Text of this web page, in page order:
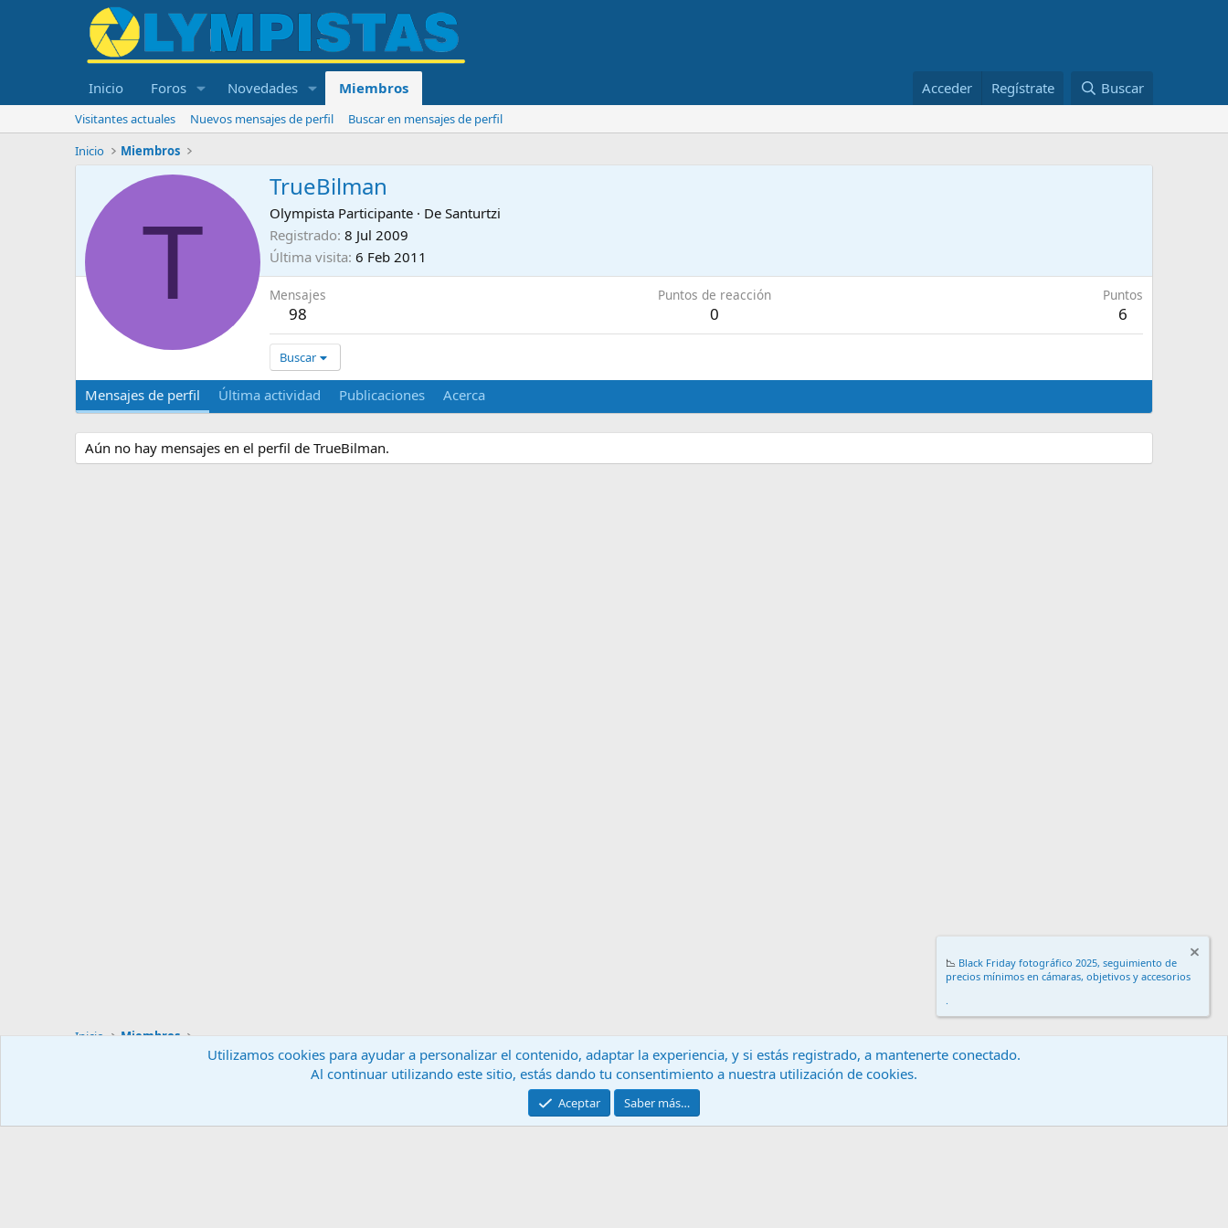
Inicio Foros Novedades Miembros Acceder Regístrate Buscar
Visitantes actuales Nuevos mensajes de perfil
Buscar en mensajes de perfil
Inicio
Miembros
T
TrueBilman
Olympista Participante · De Santurtzi
Registrado 8 Jul 2009
Última visita 6 Feb 2011
Mensajes
98
Puntos de reacción
0
Puntos
6
Buscar
Mensajes de perfil Última actividad Publicaciones Acerca
Aún no hay mensajes en el perfil de TrueBilman.
Inicio Miembros
Contáctanos Términos y reglas
Community platform by XenForo® © 2010-2024 XenForo Ltd.
📉 Black Friday fotográfico 2025, seguimiento de
precios mínimos en cámaras, objetivos y accesorios
.
Utilizamos cookies para ayudar a personalizar el contenido, adaptar la experiencia, y si estás registrado, a mantenerte conectado.
Al continuar utilizando este sitio, estás dando tu consentimiento a nuestra utilización de cookies.
Aceptar Saber más…